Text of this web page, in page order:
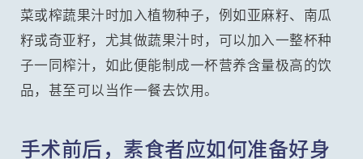
菜或榨蔬果汁时加入植物种子，例如亚麻籽、南瓜
籽或奇亚籽，尤其做蔬果汁时，可以加入一整杯种
子一同榨汁，如此便能制成一杯营养含量极高的饮
品，甚至可以当作一餐去饮用。
手术前后，素食者应如何准备好身